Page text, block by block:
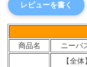
レビューを書く
商品名
ニーバ
【全体